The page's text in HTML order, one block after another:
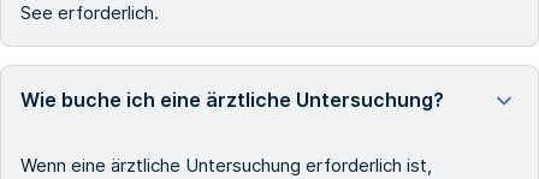
See erforderlich.
Wie buche ich eine ärztliche Untersuchung?
Wenn eine ärztliche Untersuchung erforderlich ist,